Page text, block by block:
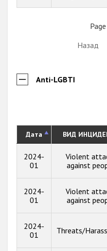
Назад
Anti-LGBTI
Дата ВИД
2024-
01
Violent
against
2024-
01
Violent
against
2024-
01
Threats/